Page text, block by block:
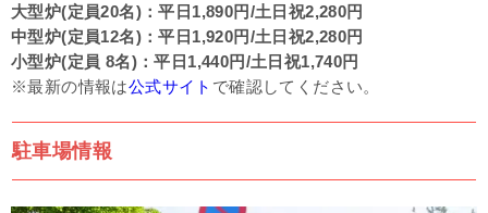
大型炉(定員20名)：平日1,890円/土日祝2,280円
中型炉(定員12名)：平日1,920円/土日祝2,280円
小型炉(定員 8名)：平日1,440円/土日祝1,740円
※最新の情報は公式サイト で確認してください。
駐車場情報